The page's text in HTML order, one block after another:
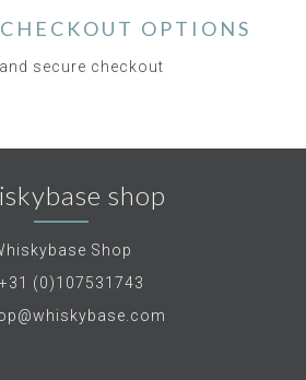
OPTIONS
secure checkout
shop
Shop
+31 (0)107531743